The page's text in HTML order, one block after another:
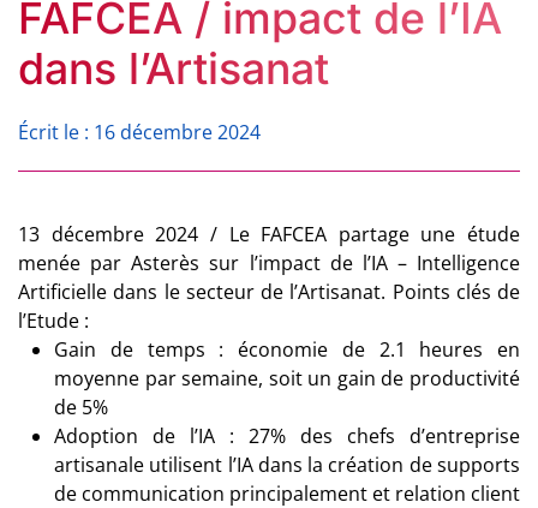
FAFCEA / impact de l’IA
dans l’Artisanat
Écrit le : 16 décembre 2024
13 décembre 2024 / Le FAFCEA partage une étude
menée par Asterès sur l’impact de l’IA – Intelligence
Artificielle dans le secteur de l’Artisanat. Points clés de
l’Etude :
Gain de temps : économie de 2.1 heures en
moyenne par semaine, soit un gain de productivité
de 5%
Adoption de l’IA : 27% des chefs d’entreprise
artisanale utilisent l’IA dans la création de supports
de communication principalement et relation client